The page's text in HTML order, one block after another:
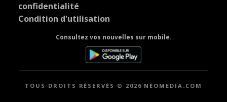
confidentialité
Condition d'utilisation
Consultez vos nouvelles sur mobile.
TOUS DROITS RÉSERVÉS © 2026 NÉOMEDIA.COM